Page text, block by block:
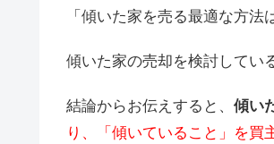
「傾いた家を売る最適な方法
傾いた家の売却を検討してい
結論からお伝えすると、 傾い
り、「傾いていること」を買